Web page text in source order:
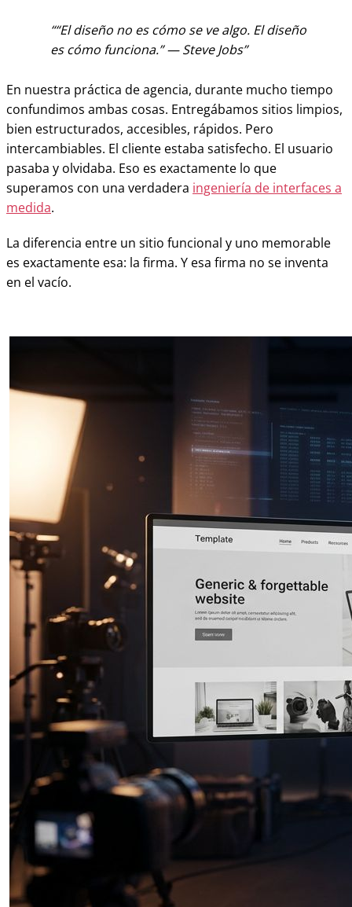
“El diseño no es cómo se ve algo. El diseño
es cómo funciona.” — Steve Jobs
En nuestra práctica de agencia, durante mucho tiempo
confundimos ambas cosas. Entregábamos sitios limpios,
bien estructurados, accesibles, rápidos. Pero
intercambiables. El cliente estaba satisfecho. El usuario
pasaba y olvidaba. Eso es exactamente lo que
superamos con una verdadera ingeniería de interfaces a
medida.
La diferencia entre un sitio funcional y uno memorable
es exactamente esa: la firma. Y esa firma no se inventa
en el vacío.